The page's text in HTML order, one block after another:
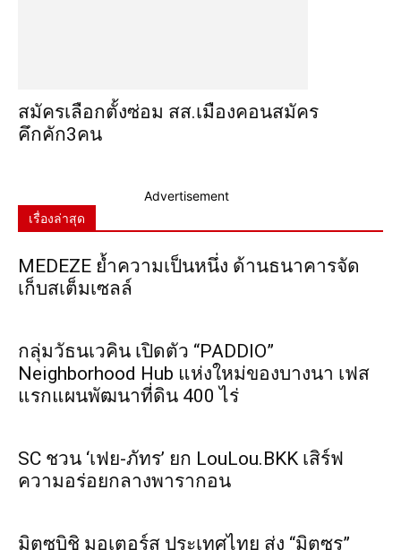
สมัครเลือกตั้งซ่อม สส.เมืองคอนสมัคร
คึกคัก3คน
Advertisement
เรื่องล่าสุด
MEDEZE ย้ำความเป็นหนึ่ง ด้านธนาคารจัด
เก็บสเต็มเซลล์
กลุ่มวัธนเวคิน เปิดตัว “PADDIO”
Neighborhood Hub แห่งใหม่ของบางนา เฟส
แรกแผนพัฒนาที่ดิน 400 ไร่
SC ชวน ‘เฟย-ภัทร’ ยก LouLou.BKK เสิร์ฟ
ความอร่อยกลางพารากอน
มิตซูบิชิ มอเตอร์ส ประเทศไทย ส่ง “มิตซูรุ”